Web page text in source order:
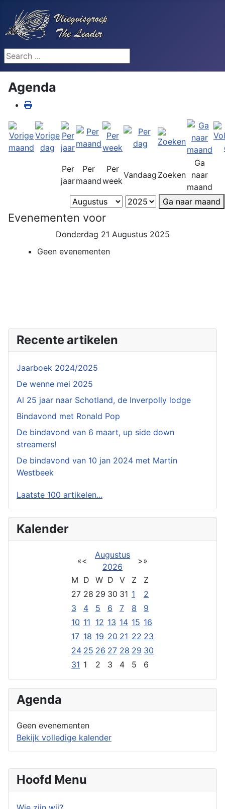
Search ...
Hoofd Menu
Agenda
Per
jaar
Per
maand
Per
week
Vandaag Zoeken
Ga
naar
maand
Ga naar maand
Evenementen voor
Donderdag 21 Augustus 2025
Geen evenementen
Recente artikelen
Jaarboek 2024/2025
De wenne mei 2025
Al 25 jaar naar Schotland, de Inverpolly lodge
Bindavond met Ronald Pop
De bindavond van 6 maart, up side down
streamers!
De bindavond van 10 jan 2024 met Martin
Westbeek
Laatste 100 artikelen...
Kalender
«<
Augustus
2026
>»
M D W D V Z
Z
27 28 29 30 31 1
2
3
4 5 6 7 8
9
10 11 12 13 14 15 16
17 18 19 20 21 22 23
24 25 26 27 28 29 30
31 1 2 3 4 5 6
Agenda
Geen evenementen
Bekijk volledige kalender